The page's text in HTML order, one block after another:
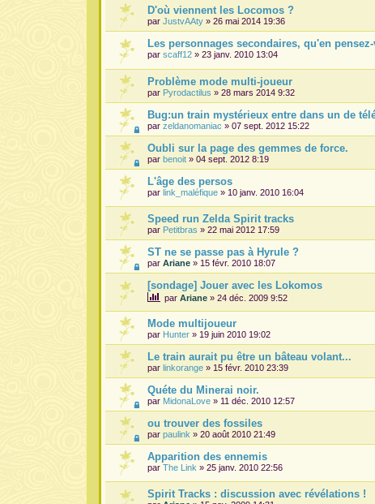
D'où viennent les Locomos ?
par JustvAAty » 26 mai 2014 19:36
Les personnages secondaires, qu'en
par scaff12 » 23 janv. 2010 13:04
Problème mode multi-joueur
par Pyrodactilus » 28 mars 2014 9:32
Bug:un train mystérieux entre dans un de
par zeldanomaniac » 07 sept. 2012 15:22
Oubli sur la page des gemmes de force.
par benoit » 04 sept. 2012 8:19
L'âge des persos
par link_maléfique » 10 janv. 2010 16:04
Speed run Zelda Spirit tracks
par Petitbras » 22 mai 2012 17:59
ST ne se passe pas à Hyrule ?
par Ariane » 15 févr. 2010 18:07
[sondage] Jouer avec les Lokomos
par Ariane » 24 déc. 2009 9:52
Mode multijoueur
par Hunter » 19 juin 2010 19:02
Le train aurait pu être un bâteau volant...
par linkorange » 15 févr. 2010 23:39
Quéte du Minerai noir.
par MidonaLove » 11 déc. 2010 12:57
ou trouver des fossiles
par paulink » 20 août 2010 21:49
Apparition des ennemis
par The Link » 25 janv. 2010 22:56
Spirit Tracks : discussion avec révélations !